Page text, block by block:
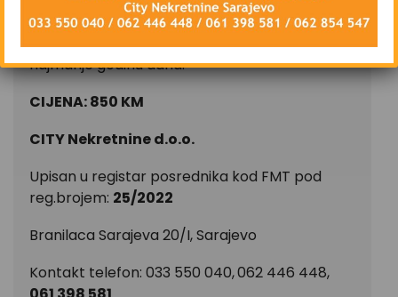
Stan se iznajmljuje namješten, isključivo na duži
vremenski period, ugovorna obaveza od
najmanje godinu dana.
CIJENA: 850 KM
CITY Nekretnine d.o.o.
Upisan u registar posrednika kod FMT pod
reg.brojem: 25/2022
Branilaca Sarajeva 20/I, Sarajevo
Kontakt telefon: 033 550 040,062 446 448,